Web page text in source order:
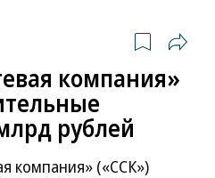
компания»
рублей
компания» («ССК»)